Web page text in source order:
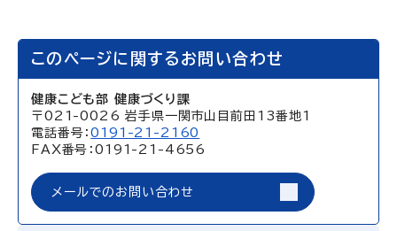
このページに関するお問い合わせ
健康こども部 健康づくり課
〒021-0026 岩手県一関市山目前田13番地1
電話番号：0191-21-2160
FAX番号：0191-21-4656
メールでのお問い合わせ